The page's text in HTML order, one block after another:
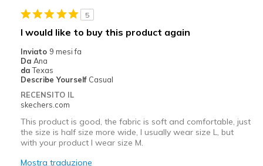
Casual Wear
Special Occasions
Sizing
Feels true to size
5
I would like to buy this product again
Inviato 9 mesi fa
Da Ana
da Texas
Describe Yourself Casual
RECENSITO IL
skechers.com
This product is good, the fabric is soft and comfortable, just
the size is half size more wide, I usually wear size L, but
with your product I wear size M.
Mostra traduzione